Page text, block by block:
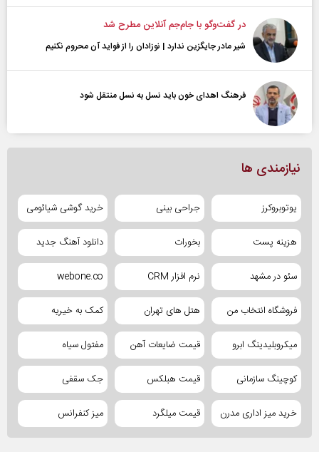
در گفت‌و‌گو با جام‌جم آنلاین مطرح شد
شیر مادر جایگزین ندارد | نوزادان را از فواید آن محروم نکنیم
فرهنگ اهدای خون باید نسل به نسل منتقل شود
نیازمندی ها
یوتوبروکرز جراحی بینی خرید گوشی شیائومی
هزینه پست بخورات دانلود آهنگ جدید
سئو در مشهد نرم افزار CRM webone.co
فروشگاه انتخاب من هتل های تهران کمک به خیریه
میکروبلیدینگ ابرو قیمت ضایعات آهن مفتول سیاه
کوچینگ سازمانی قیمت هبلکس جک سقفی
خرید میز اداری مدرن قیمت میلگرد میز کنفرانس